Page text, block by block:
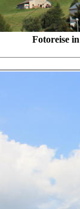
Fotoreise